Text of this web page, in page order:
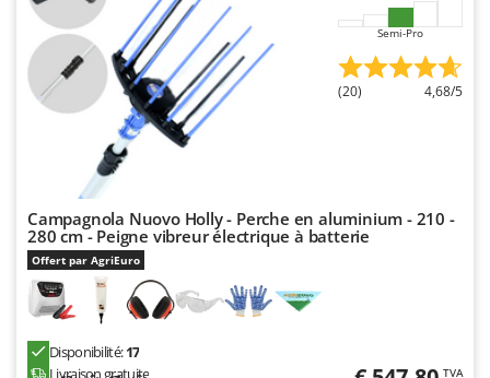
Semi-Pro
(20) 4,68/5
Campagnola Nuovo Holly - Perche en aluminium - 210 -
280 cm - Peigne vibreur électrique à batterie
Offert par AgriEuro
Disponibilité:17
Livraison gratuite
TVA